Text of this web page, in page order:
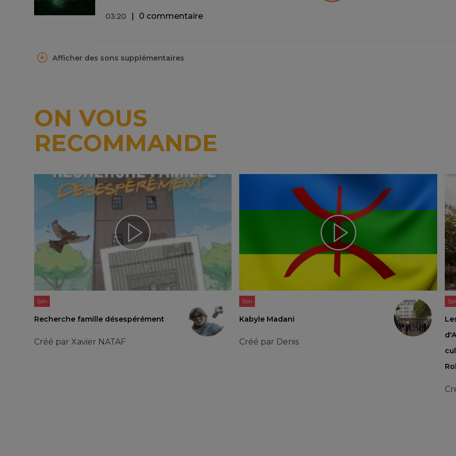
03:20 0 commentaire
Afficher des sons supplémentaires
ON VOUS
RECOMMANDE
Son
Recherche famille désespérément
Créé parXavier NATAF
Son
Kabyle Madani
Créé par Denis